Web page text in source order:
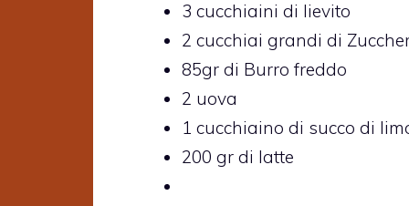
3 cucchiaini di lievito
2 cucchiai grandi di
85gr di Burro freddo
2 uova
1 cucchiaino di succo di
200 gr di latte